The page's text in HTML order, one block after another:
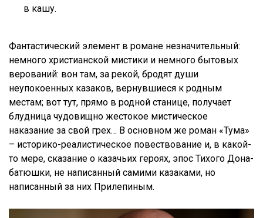
в кашу.
Фантастический элемент в романе незначительный:
немного христианской мистики и немного бытовых
верований: вон там, за рекой, бродят души
неупокоенных казаков, вернувшиеся к родным
местам; вот тут, прямо в родной станице, получает
блудница чудовищно жестокое мистическое
наказание за свой грех… В основном же роман «Тума»
– историко-реалистическое повествование и, в какой-
то мере, сказание о казачьих героях, эпос Тихого Дона-
батюшки, не написанный самими казаками, но
написанный за них Прилепиным.